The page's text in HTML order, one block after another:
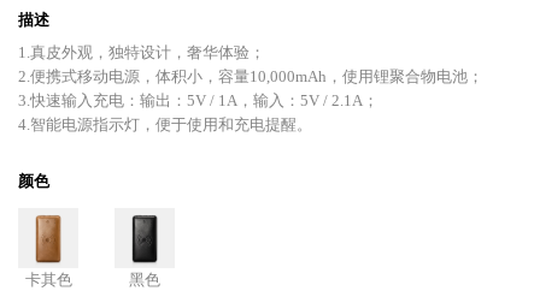
描述
1.真皮外观，独特设计，奢华体验；
2.便携式移动电源，体积小，容量10,000mAh，使用锂聚合物电池；
3.快速输入充电：输出：5V / 1A，输入：5V / 2.1A；
4.智能电源指示灯，便于使用和充电提醒。
颜色
卡其色 黑色